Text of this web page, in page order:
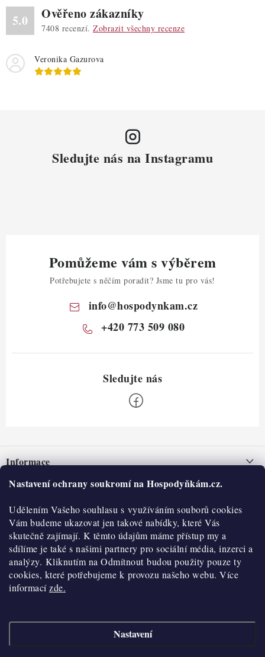
Nastavení ochrany soukromí na Hospodyňkám.cz.
Udělením Vašeho souhlasu s využíváním souborů cookies
Vám budeme ukazovat jen takové nabídky, které Vás
skutečně zajímají. K těmto údajům máme přístup my a
sdílíme je také s našimi partnery pro sociální média, inzerci a
analýzy. Kliknutím na Odmítnout budou použity pouze ty
cookies, které potřebujeme k provozu našeho webu. Více
informacízde.
Nastavení
5.0 Ověřeno zákazníky
7408 recenzí. Zobrazit všechny recenze
Veronika Gazurova
Sledujte nás na Instagramu
Pomůžeme vám s výběrem
Potřebujete s něčím poradit? Jsme tu pro vás!
info@hospodynkam.cz
+420 773 509 080
pInformace
Nepřevzetí zásilky na dobírku
Obchodní podmínky
Hodnocení obchodu
Blog
Moje objednávka
O nás
Historie
Kontakty
O nákupu
Reklamace a vratky
Výdejní místa
Copyright 2026